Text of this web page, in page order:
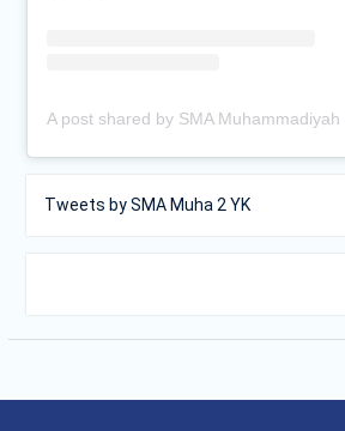
Tweets by SMA Muha 2 YK